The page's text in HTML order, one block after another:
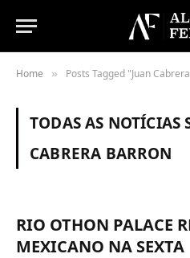
Home » Posts Tagged "Juan
TODAS AS NOTÍCIAS
CABRERA BARRON
RIO OTHON PALACE
MEXICANO NA SEXTA